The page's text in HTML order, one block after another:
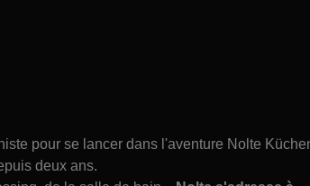
pour se lancer dans l'aventure Nolte
deux ans.